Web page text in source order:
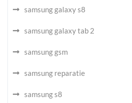
samsung galaxy s8
samsung galaxy tab 2
samsung gsm
samsung reparatie
samsung s8